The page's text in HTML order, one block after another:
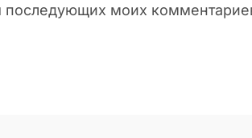
последующих моих